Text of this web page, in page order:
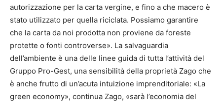
autorizzazione per la carta vergine, e fino a che macero è
stato utilizzato per quella riciclata. Possiamo garantire
che la carta da noi prodotta non proviene da foreste
protette o fonti controverse». La salvaguardia
dell’ambiente è una delle linee guida di tutta l’attività del
Gruppo Pro-Gest, una sensibilità della proprietà Zago che
è anche frutto di un’acuta intuizione imprenditoriale: «La
green economy», continua Zago, «sarà l’economia del